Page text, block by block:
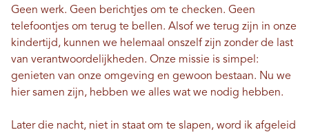
Geen werk. Geen berichtjes om te checken. Geen
telefoontjes om terug te bellen. Alsof we terug zijn in onze
kindertijd, kunnen we helemaal onszelf zijn zonder de last
van verantwoordelijkheden. Onze missie is simpel:
genieten van onze omgeving en gewoon bestaan. Nu we
hier samen zijn, hebben we alles wat we nodig hebben.
Later die nacht, niet in staat om te slapen, word ik afgeleid